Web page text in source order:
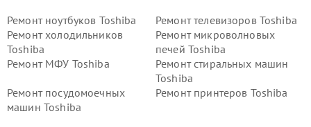
Ремонт ноутбуков Toshiba
Ремонт телевизоров Toshiba
Ремонт холодильников
Toshiba
Ремонт микроволновых
печей Toshiba
Ремонт МФУ Toshiba
Ремонт стиральных машин
Toshiba
Ремонт посудомоечных
машин Toshiba
Ремонт принтеров Toshiba